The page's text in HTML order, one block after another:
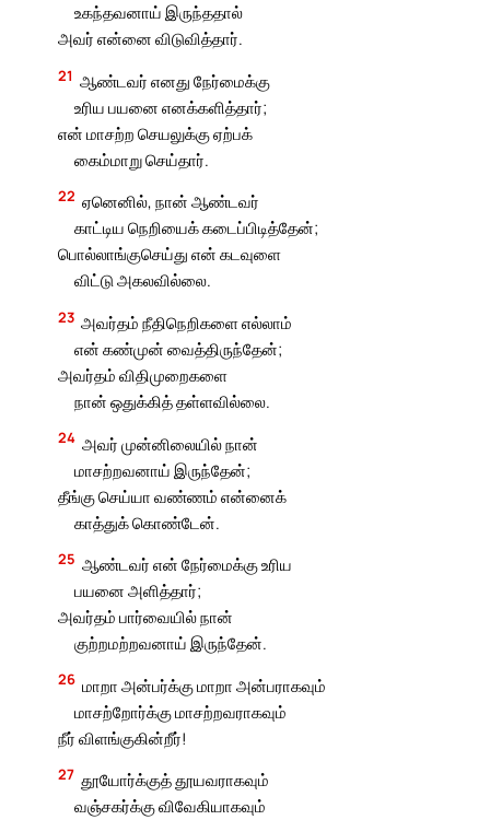
உகந்தவனாய் இருந்ததால்
அவர் என்னை விடுவித்தார்.
21 ஆண்டவர் எனது நேர்மைக்கு
உரிய பயனை எனக்களித்தார்;
என் மாசற்ற செயலுக்கு ஏற்பக்
கைம்மாறு செய்தார்.
22 ஏனெனில், நான் ஆண்டவர்
காட்டிய நெறியைக் கடைப்பிடித்தேன்;
பொல்லாங்குசெய்து என் கடவுளை
விட்டு அகலவில்லை.
23 அவர்தம் நீதிநெறிகளை எல்லாம்
என் கண்முன் வைத்திருந்தேன்;
அவர்தம் விதிமுறைகளை
நான் ஒதுக்கித் தள்ளவில்லை.
24 அவர் முன்னிலையில் நான்
மாசற்றவனாய் இருந்தேன்;
தீங்கு செய்யா வண்ணம் என்னைக்
காத்துக் கொண்டேன்.
25 ஆண்டவர் என் நேர்மைக்கு உரிய
பயனை அளித்தார்;
அவர்தம் பார்வையில் நான்
குற்றமற்றவனாய் இருந்தேன்.
26 மாறா அன்பர்க்கு மாறா அன்பராகவும்
மாசற்றோர்க்கு மாசற்றவராகவும்
நீர் விளங்குகின்றீர்!
27 தூயோர்க்குத் தூயவராகவும்
வஞ்சகர்க்கு விவேகியாகவும்